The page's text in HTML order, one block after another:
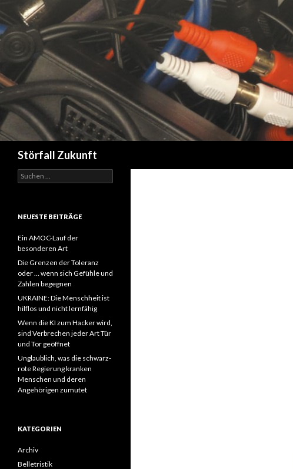
Störfall Zukunft
Suchen
nach:
NEUESTE BEITRÄGE
Ein AMOC-Lauf der
besonderen Art
Die Grenzen der Toleranz
oder … wenn sich Gefühle und
Zahlen begegnen
UKRAINE: Die Menschheit ist
hilflos und nicht lernfähig
Wenn die KI zum Hacker wird,
sind Verbrechen jeder Art Tür
und Tor geöffnet
Unglaublich, was die schwarz-
rote Regierung kranken
Menschen und deren
Angehörigen zumutet
KATEGORIEN
Archiv
Belletristik